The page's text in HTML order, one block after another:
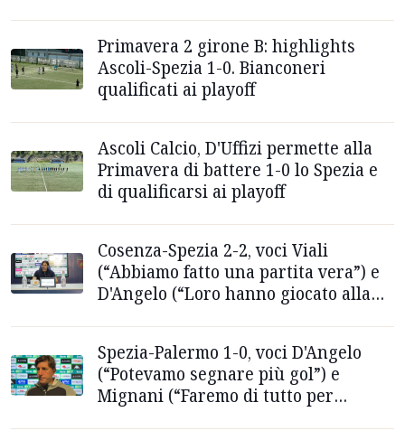
Primavera 2 girone B: highlights
Ascoli-Spezia 1-0. Bianconeri
qualificati ai playoff
Ascoli Calcio, D'Uffizi permette alla
Primavera di battere 1-0 lo Spezia e
di qualificarsi ai playoff
Cosenza-Spezia 2-2, voci Viali
(“Abbiamo fatto una partita vera”) e
D'Angelo (“Loro hanno giocato alla
Spezia-Palermo 1-0, voci D'Angelo
(“Potevamo segnare più gol”) e
Mignani (“Faremo di tutto per